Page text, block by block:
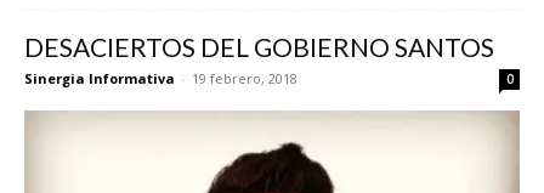
DESACIERTOS DEL GOBIERNO SANTOS
Sinergia Informativa - 19 febrero, 2018 0